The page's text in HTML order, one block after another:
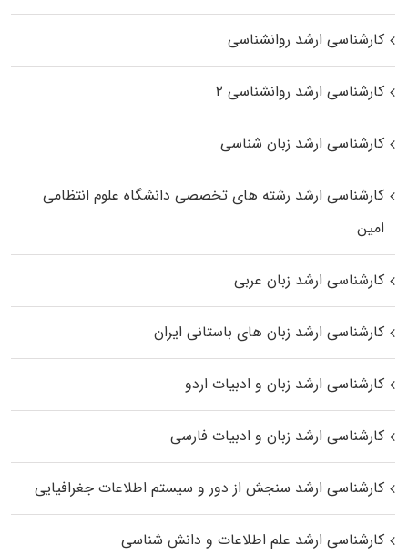
کارشناسی ارشد روانشناسی
کارشناسی ارشد روانشناسی ۲
کارشناسی ارشد زبان شناسی
کارشناسی ارشد رﺷﺘﻪ ﻫﺎی تخصصی داﻧﺸﮕﺎه ﻋﻠﻮم انتظامی
اﻣﻴﻦ
کارشناسی ارشد زبان عربی
کارشناسی ارشد زبان‌ های باستانی ایران
کارشناسی ارشد زبان و ادبیات اردو
کارشناسی ارشد زبان و ادبیات فارسی
کارشناسی ارشد سنجش از دور و سیستم اطلاعات جغرافیایی
کارشناسی ارشد علم اطلاعات و دانش شناسی